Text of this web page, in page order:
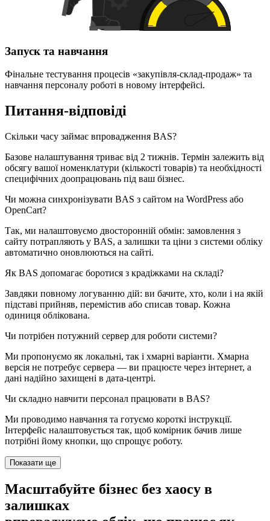
Запуск та навчання
Фінальне тестування процесів «закупівля-склад-продаж» та
навчання персоналу роботі в новому інтерфейсі.
Питання-відповіді
Скільки часу займає впровадження BAS?
Базове налаштування триває від 2 тижнів. Термін залежить від
обсягу вашої номенклатури (кількості товарів) та необхідності
специфічних доопрацювань під ваш бізнес.
Чи можна синхронізувати BAS з сайтом на WordPress або
OpenCart?
Так, ми налаштовуємо двосторонній обмін: замовлення з
сайту потрапляють у BAS, а залишки та ціни з системи обліку
автоматично оновлюються на сайті.
Як BAS допомагає боротися з крадіжками на складі?
Завдяки повному логуванню дій: ви бачите, хто, коли і на якій
підставі прийняв, перемістив або списав товар. Кожна
одиниця облікована.
Чи потрібен потужний сервер для роботи системи?
Ми пропонуємо як локальні, так і хмарні варіанти. Хмарна
версія не потребує сервера — ви працюєте через інтернет, а
дані надійно захищені в дата-центрі.
Чи складно навчити персонал працювати в BAS?
Ми проводимо навчання та готуємо короткі інструкції.
Інтерфейс налаштовується так, щоб комірник бачив лише
потрібні йому кнопки, що спрощує роботу.
Показати ще
Масштабуйте бізнес без хаосу в
залишках